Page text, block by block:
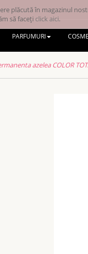
PARFUMURI
azelea COLOR
plăcută în magazinul
să faceți click aici.